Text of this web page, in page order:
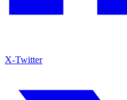
X-Twitter